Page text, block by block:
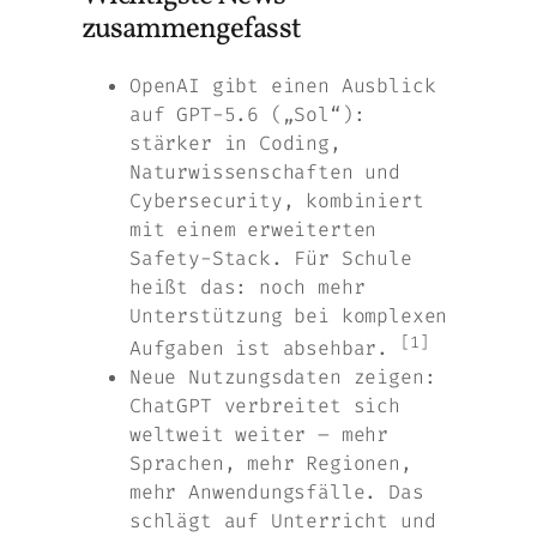
zusammengefasst
OpenAI gibt einen Ausblick
auf GPT-5.6 („Sol“):
stärker in Coding,
Naturwissenschaften und
Cybersecurity, kombiniert
mit einem erweiterten
Safety-Stack. Für Schule
heißt das: noch mehr
Unterstützung bei komplexen
Aufgaben ist absehbar.
[1]
Neue Nutzungsdaten zeigen:
ChatGPT verbreitet sich
weltweit weiter – mehr
Sprachen, mehr Regionen,
mehr Anwendungsfälle. Das
schlägt auf Unterricht und